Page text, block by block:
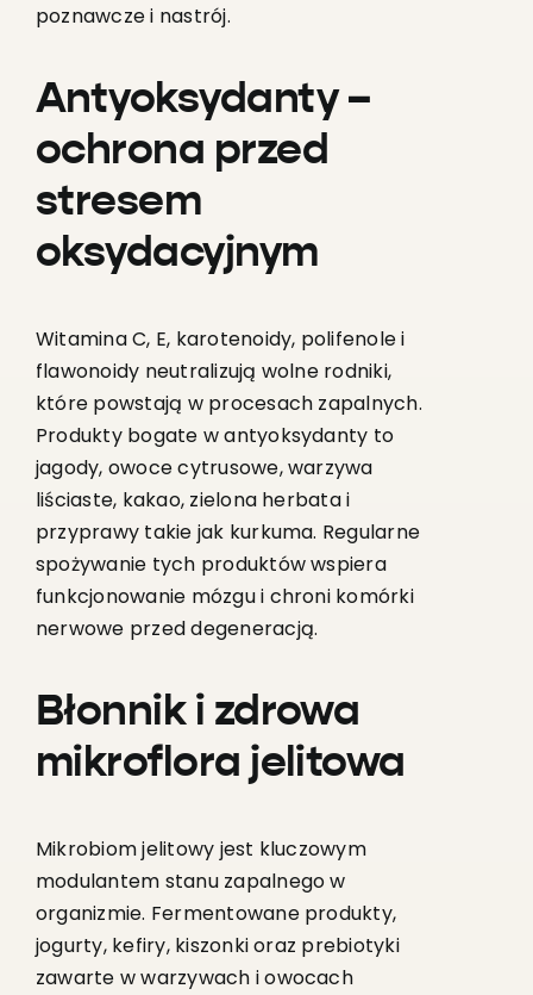
poznawcze i nastrój.
Antyoksydanty –
ochrona przed
stresem
oksydacyjnym
Witamina C, E, karotenoidy, polifenole i
flawonoidy neutralizują wolne rodniki,
które powstają w procesach zapalnych.
Produkty bogate w antyoksydanty to
jagody, owoce cytrusowe, warzywa
liściaste, kakao, zielona herbata i
przyprawy takie jak kurkuma. Regularne
spożywanie tych produktów wspiera
funkcjonowanie mózgu i chroni komórki
nerwowe przed degeneracją.
Błonnik i zdrowa
mikroflora jelitowa
Mikrobiom jelitowy jest kluczowym
modulantem stanu zapalnego w
organizmie. Fermentowane produkty,
jogurty, kefiry, kiszonki oraz prebiotyki
zawarte w warzywach i owocach